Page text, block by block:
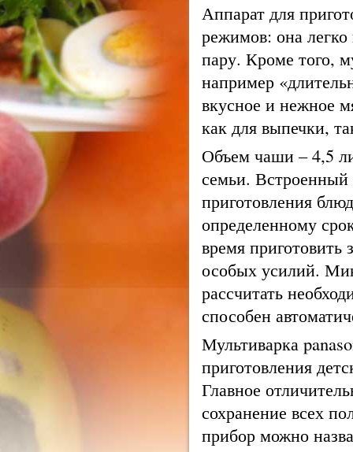
Аппарат для
режимов: она
пару. Кроме того,
например
вкусное и нежное
как для выпечки,
Объем чаши – 4,5
семьи. Встроенный
приготовления
определенному
время
особых усилий.
рассчитать
способен
Мультиварка
приготовления
Главное
сохранение всех
прибор можно